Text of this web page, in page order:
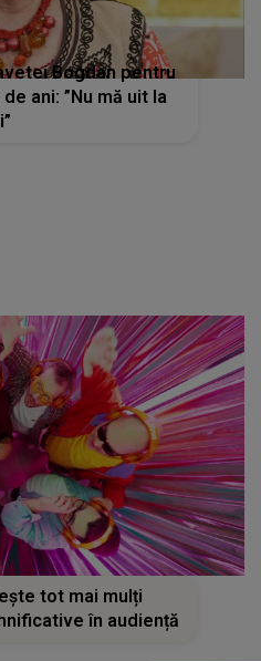
Bogdan pentru
ani: ”Nu mă uit la
tot mai mulți
în audiență